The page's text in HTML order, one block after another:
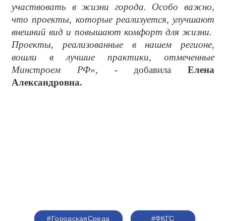
участвовать в жизни города. Особо важно,
что проекты, которые реализуется, улучшают
внешний вид и повышают комфорт для жизни.
Проекты, реализованные в нашем регионе,
вошли в лучшие практики, отмеченные
Минстроем РФ», - добавила Елена
Александровна.
#ГородскаяСреда #ФКГС